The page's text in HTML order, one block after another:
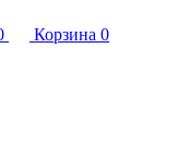
Корзина 0